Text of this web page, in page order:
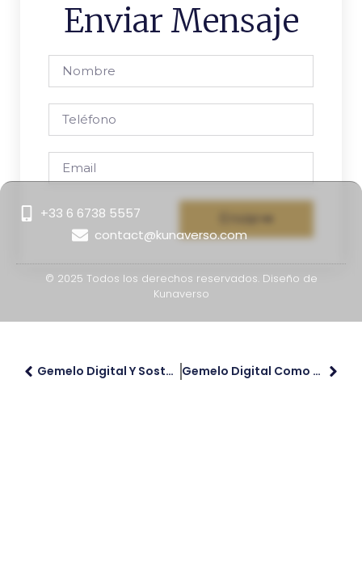
Enviar Mensaje
Gemelo Digital Y Sostenibilidad En Destinos Turísticos Gemelo Digital Como Herramienta Clave Del Metaverso Turístico
+33 6 6738 5557
contact@kunaverso.com
© 2025 Todos los derechos reservados. Diseño de
Kunaverso